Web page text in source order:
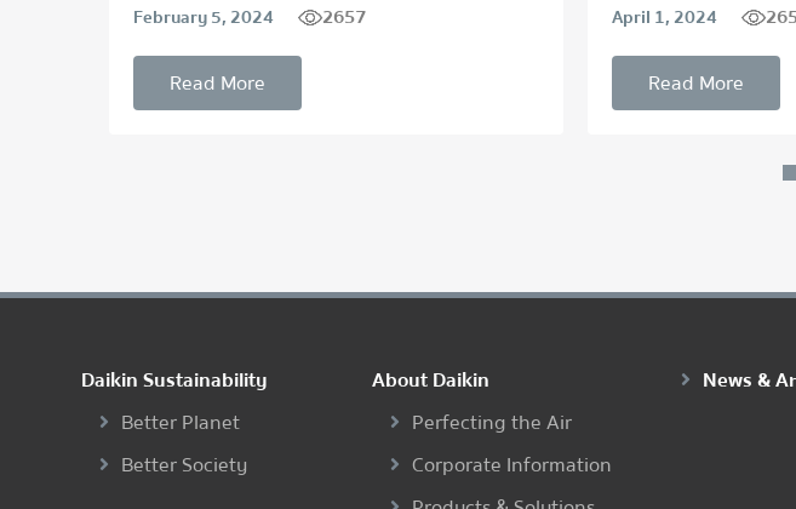
February 5, 2024 2657
Read More
April 1, 2024
Read More
Daikin Sustainability
Better Planet
Better Society
About Daikin
Perfecting the Air
Corporate Information
News &